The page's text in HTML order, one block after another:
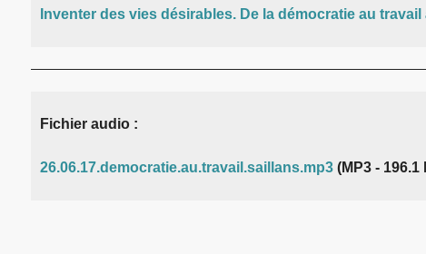
Inventer des vies désirables. De la démocratie au travail
Fichier audio :
26.06.17.democratie.au.travail.saillans.mp3(MP3 - 196.1